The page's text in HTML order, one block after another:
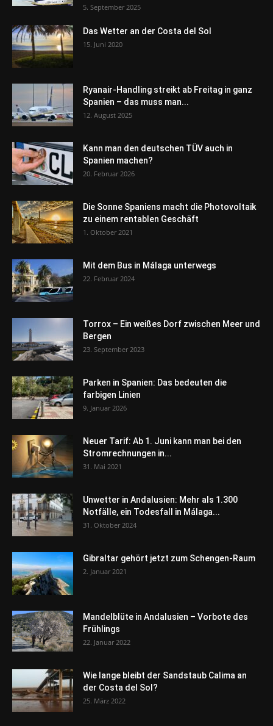
5. September 2025
Das Wetter an der Costa del Sol
15. Juni 2020
Ryanair-Handling streikt ab Freitag in ganz
Spanien – das muss man...
12. August 2025
Kann man den deutschen TÜV auch in
Spanien machen?
20. Februar 2026
Die Sonne Spaniens macht die Photovoltaik
zu einem rentablen Geschäft
1. Oktober 2021
Mit dem Bus in Málaga unterwegs
22. Februar 2024
Torrox – Ein weißes Dorf zwischen Meer und
Bergen
23. September 2023
Parken in Spanien: Das bedeuten die
farbigen Linien
9. Januar 2026
Neuer Tarif: Ab 1. Juni kann man bei den
Stromrechnungen in...
31. Mai 2021
Unwetter in Andalusien: Mehr als 1.300
Notfälle, ein Todesfall in Málaga...
31. Oktober 2024
Gibraltar gehört jetzt zum Schengen-Raum
2. Januar 2021
Mandelblüte in Andalusien – Vorbote des
Frühlings
22. Januar 2022
Wie lange bleibt der Sandstaub Calima an
der Costa del Sol?
25. März 2022